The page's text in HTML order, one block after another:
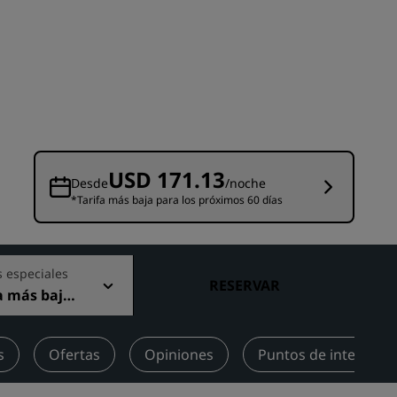
Hoteles en el centro de la ciudad
Visita nuestro blog
Radisson Rewards
Descubre Radisson Rewards
Cómo utilizar los puntos
Cómo obtener puntos
Bookers and Planners
DesdeUSD 171.13/noche
*Tarifa más baja para los próximos 60 días
especiales
más baja
RESERVAR
Ofertas Opiniones Puntos de interés